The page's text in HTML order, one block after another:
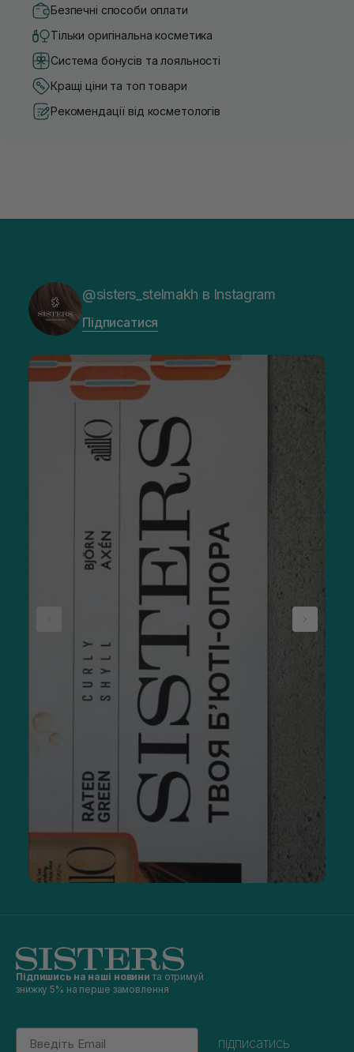
Безпечні способи оплати
Тільки оригінальна косметика
Система бонусів та лояльності
Кращі ціни та топ товари
Рекомендації від косметологів
@sisters_stelmakh в Instagram
Підписатися
Підпишись на наші новини та отримуй
знижку 5% на перше замовлення
Email
підписатись